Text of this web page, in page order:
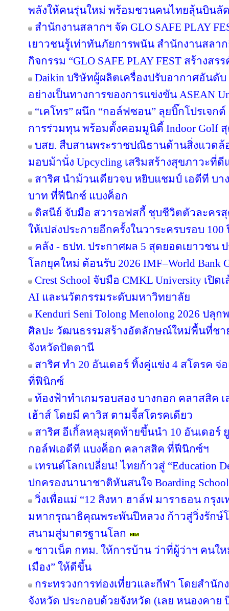
พลังให้คนรุ่นใหม่ พร้อมชวนคนไทยลุ้นบินลั
สำนักงานสลากฯ จัด GLO SAFE PLAY
เยาวชนรู้เท่าทันภัยการพนัน สำนักงานสลา
กิจกรรม “GLO SAFE PLAY FEST สร้างส
Daikin บริษัทผู้ผลิตเครื่องปรับอากาศอันดั
อย่างเป็นทางการของการแข่งขัน ASEAN
“เคโทร” ผนึก “กอล์ฟซอน” ลุยบิ๊กโปรเจกต์
การร่วมทุน พร้อมตั้งคอมมูนิตี้ Indoor Golf
บสย. สืบสานพระราชปณิธานด้านสิ่งแวดล้
มอบม้านั่ง Upcycling เสริมสร้างสุขภาวะที่ดี
สาริศ นำม้วนเดียวจบ หยิบแชมป์ เอดีที บา
บาท ที่ฟีนิกซ์ แบงค็อก
ดิสนีย์ จับมือ สวารอฟสกี้ ชุบชีวิตตัวละคร
ให้เปล่งประกายอีกครั้งในวาระครบรอบ 100
คลัง - ธปท. ประกาศผล 5 สุดยอดเยาวชน
โลกยุคใหม่ ต้อนรับ 2026 IMF–World Bank
Crest School จับมือ CMKL University เปิ
AI และนวัตกรรมระดับมหาวิทยาลัย
Kenduri Seni Tolong Menolong 2026 ปลุ
ศิลปะ วัฒนธรรมสร้างอัตลักษณ์ใหม่พื้นที่ชา
จังหวัดปัตตานี
สาริศ ทำ 20 อันเดอร์ ทิ้งคู่แข่ง 4 สโตรค
ที่ฟีนิกซ์
ท้องฟ้าทำเกมรอบสอง บางกอก คลาสสิค
เฮ้าส์ โดยมี คาวิส ตามจี้สโตรคเดียว
สาริศ อีเกิ้ลหลุมสุดท้ายขึ้นนำ 10 อันเดอร์
กอล์ฟเอดีที แบงค็อก คลาสสิค ที่ฟีนิกซ์ฯ
เทรนด์โลกเปลี่ยน! ไทยก้าวสู่ “Education
ปกครองนานาชาติหันสนใจ Boarding
วิ่งเพื่อแม่ “12 สิงหา ฮาล์ฟ มาราธอน กรุง
มหากรุณาธิคุณพระพันปีหลวง ก้าวสู่วิ่งรักษ์
สนามสู่มาตรฐานโลก
ชาวเน็ต กทม. ให้การบ้าน ว่าที่ผู้ว่าฯ คน
เมือง” ให้ดีขึ้น
กระทรวงการท่องเที่ยวและกีฬา โดยสำนั
จังหวัด ประกอบด้วยจังหวัด (เลย หนองคา